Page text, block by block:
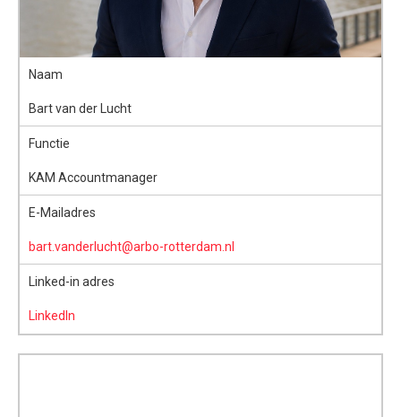
Naam
Bart van der Lucht
Functie
KAM Accountmanager
E-Mailadres
bart.vanderlucht@arbo-rotterdam.nl
Linked-in adres
LinkedIn